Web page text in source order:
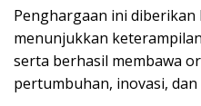
Penghargaan ini diberikan
menunjukkan
serta berhasil membawa
pertumbuhan, inovasi, dan